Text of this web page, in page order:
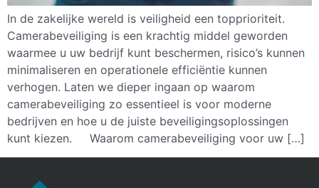
In de zakelijke wereld is veiligheid een topprioriteit.
Camerabeveiliging is een krachtig middel geworden
waarmee u uw bedrijf kunt beschermen, risico’s kunnen
minimaliseren en operationele efficiëntie kunnen
verhogen. Laten we dieper ingaan op waarom
camerabeveiliging zo essentieel is voor moderne
bedrijven en hoe u de juiste beveiligingsoplossingen
kunt kiezen. Waarom camerabeveiliging voor uw […]